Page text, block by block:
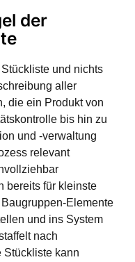
der
und nichts
aller
die ein Produkt von
bis hin zu
und -verwaltung
relevant
bereits für kleinste
Elemente
und ins System
nach
Stückliste kann